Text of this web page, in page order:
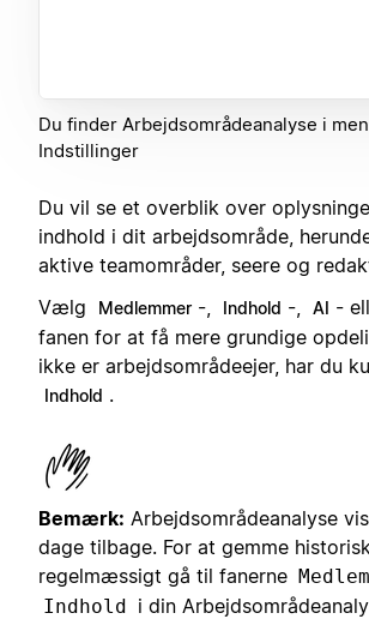
Du finder Arbejdsområdeanalyse i
Indstillinger
Du vil se et overblik over
indhold i dit arbejdsområde,
aktive teamområder, seere og
Vælg
Medlemmer -, Indhold -, AI -
fanen for at få mere grundige
ikke er arbejdsområdeejer, har du
Indhold .
Bemærk: Arbejdsområdeanalyse
dage tilbage. For at gemme
regelmæssigt gå til fanerne
Indhold i din